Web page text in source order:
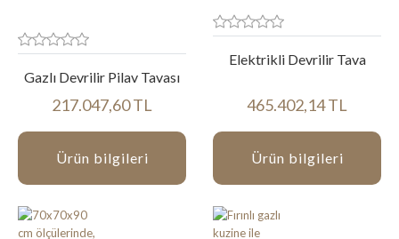
Gazlı Devrilir Pilav Tavası
217.047,60 TL
Ürün bilgileri
Elektrikli Devrilir Tava
465.402,14 TL
Ürün bilgileri